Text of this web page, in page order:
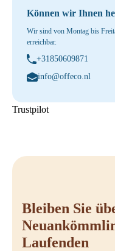
Können wir Ihnen
Wir sind von Montag bis
erreichbar.
+31850609871
info@offeco.nl
Trustpilot
Bleiben Sie
Laufenden